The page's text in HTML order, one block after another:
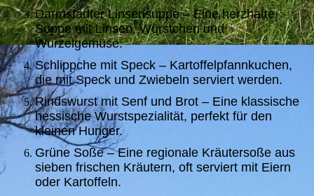
Darmstädter Linsensuppe – Eine herzhafte
Suppe mit Linsen, Würstchen und
Wurzelgemüse.
Schlippche mit Speck – Kartoffelpfannkuchen,
die mit Speck und Zwiebeln serviert werden.
Rindswurst mit Senf und Brot – Eine klassische
hessische Wurstspezialität, perfekt für den
kleinen Hunger.
Grüne Soße – Eine regionale Kräutersoße aus
sieben frischen Kräutern, oft serviert mit Eiern
oder Kartoffeln.